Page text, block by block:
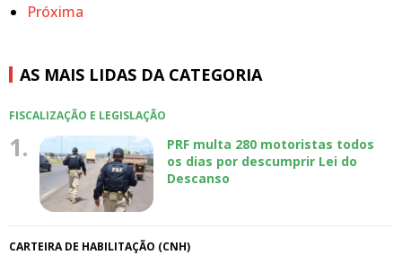
Próxima
AS MAIS LIDAS DA CATEGORIA
FISCALIZAÇÃO E LEGISLAÇÃO
1.
PRF multa 280 motoristas todos
os dias por descumprir Lei do
Descanso
CARTEIRA DE HABILITAÇÃO (CNH)